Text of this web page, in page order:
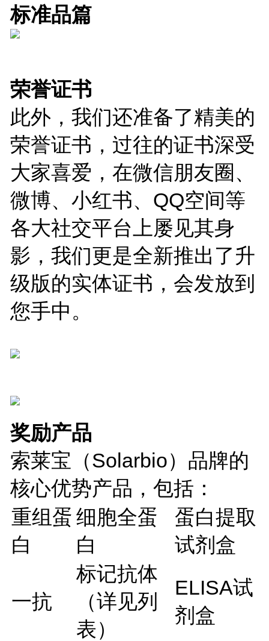
标准品篇
荣誉证书
此外，我们还准备了精美的
荣誉证书，过往的证书深受
大家喜爱，在微信朋友圈、
微博、小红书、QQ空间等
各大社交平台上屡见其身
影，我们更是全新推出了升
级版的实体证书，会发放到
您手中。
奖励产品
索莱宝（Solarbio）品牌的
核心优势产品，包括：
重组蛋
白
细胞全蛋
白
蛋白提取
试剂盒
一抗
标记抗体
（详见列
表）
ELISA试
剂盒